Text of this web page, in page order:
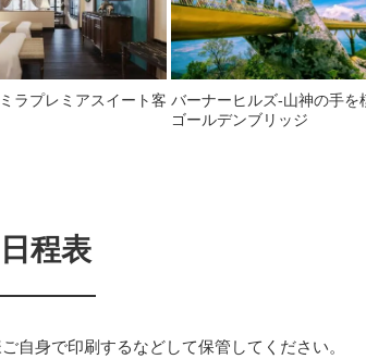
ラプレミアスイート客 バーナーヒルズ-山神の手を
ゴールデンブリッジ
日程表
自身で印刷するなどして保管してください。